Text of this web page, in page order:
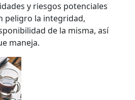
y riesgos potenciales
peligro la integridad,
de la misma, así
maneja.